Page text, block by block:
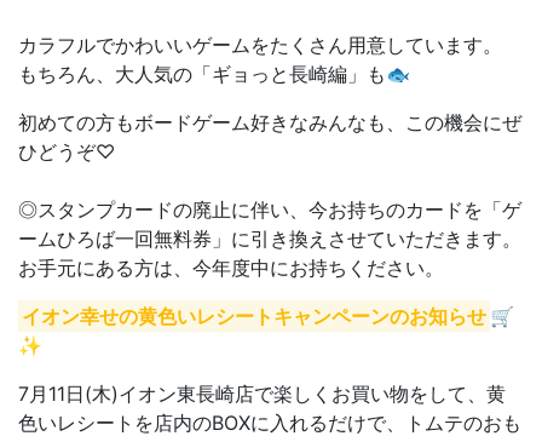
カラフルでかわいいゲームをたくさん用意しています。
もちろん、大人気の「ギョっと長崎編」も🐟
初めての方もボードゲーム好きなみんなも、この機会にぜ
ひどうぞ♡
◎スタンプカードの廃止に伴い、今お持ちのカードを「ゲ
ームひろば一回無料券」に引き換えさせていただきます。
お手元にある方は、今年度中にお持ちください。
イオン幸せの黄色いレシートキャンペーンのお知らせ 🛒
✨
7月11日(木)イオン東長崎店で楽しくお買い物をして、黄
色いレシートを店内のBOXに入れるだけで、トムテのおも